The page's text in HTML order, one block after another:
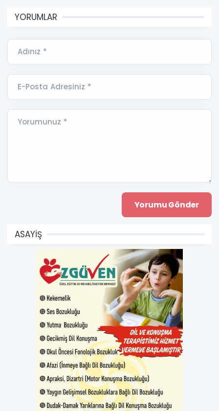
YORUMLAR
Adınız *
E-Posta Adresiniz *
Yorumunuz *
ASAYİŞ